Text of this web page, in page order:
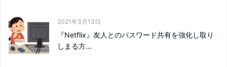
2021年3月13日
『Netflix』友人とのパスワード共有を強化し取り
しまる方...